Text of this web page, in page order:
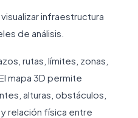
infraestructura
de análisis.
rutas, límites, zonas,
mapa 3D permite
alturas, obstáculos,
relación física entre